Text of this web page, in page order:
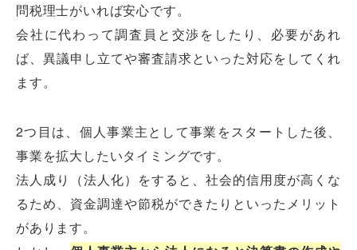
問税理士がいれば安心です。
会社に代わって調査員と交渉をしたり、必要があれ
ば、異議申し立てや審査請求といった対応をしてくれ
ます。
2つ目は、個人事業主として事業をスタートした後、
事業を拡大したいタイミングです。
法人成り（法人化）をすると、社会的信用度が高くな
るため、資金調達や節税ができたりといったメリット
があります。